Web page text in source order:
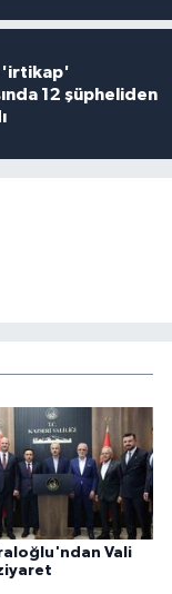
'irtikap'
12 şüpheliden
Vali